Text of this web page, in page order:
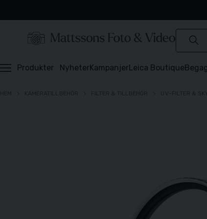
Produkter NyheterKampanjerLeica Boutique